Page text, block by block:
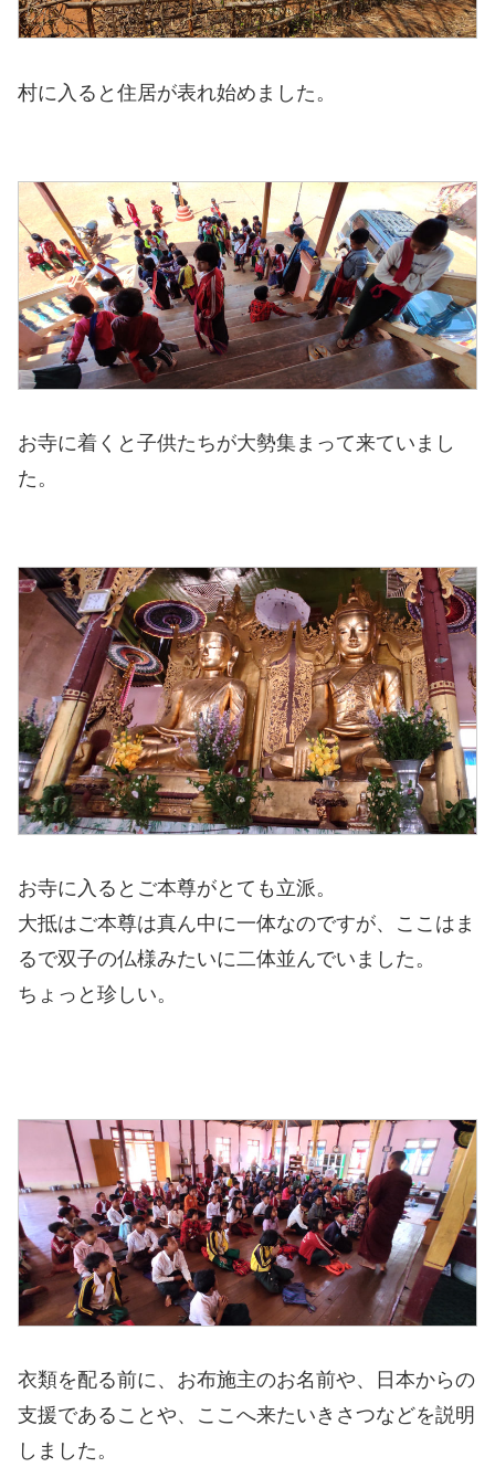
村に入ると住居が表れ始めました。
お寺に着くと子供たちが大勢集まって来ていまし
た。
お寺に入るとご本尊がとても立派。
大抵はご本尊は真ん中に一体なのですが、ここはま
るで双子の仏様みたいに二体並んでいました。
ちょっと珍しい。
衣類を配る前に、お布施主のお名前や、日本からの
支援であることや、ここへ来たいきさつなどを説明
しました。